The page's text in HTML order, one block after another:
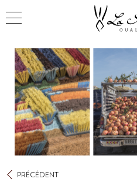
PRÉCÉDENT